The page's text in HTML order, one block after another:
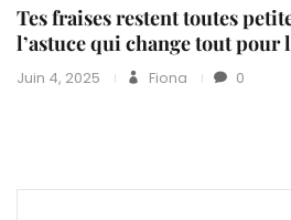
Tes fraises restent toutes
l’astuce qui change tout pour
Juin 4, 2025 Fiona 0